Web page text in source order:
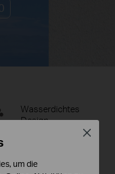
Wasserdichtes
Design
Universelle
um die
Close